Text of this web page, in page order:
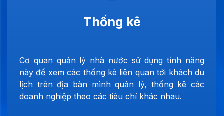
Thống kê
Cơ quan quản lý nhà nước sử dụng tính năng
này để xem các thống kê liên quan tới khách du
lịch trên địa bàn mình quản lý, thống kê các
doanh nghiệp theo các tiêu chí khác nhau.